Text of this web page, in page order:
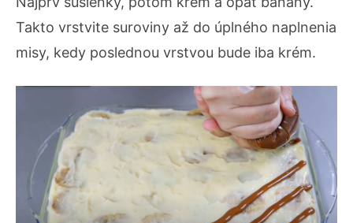
Takto vrstvite suroviny až do úplného naplnenia
misy, kedy poslednou vrstvou bude iba krém.